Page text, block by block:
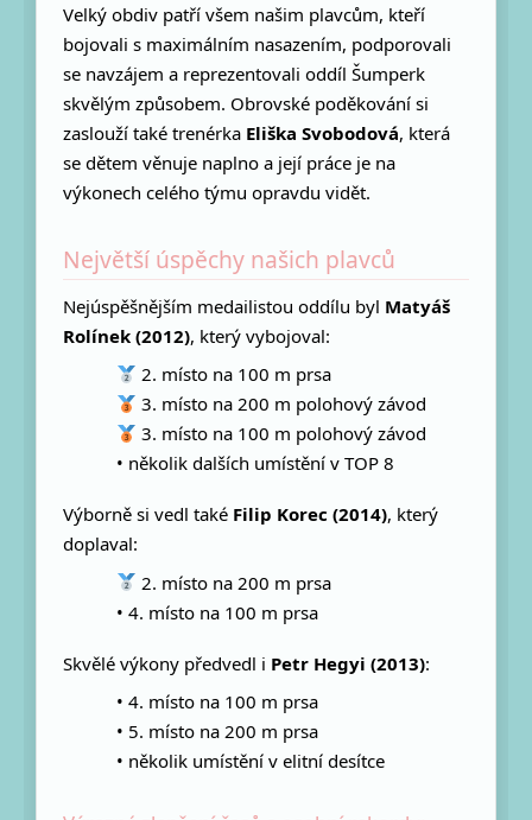
Velký obdiv patří všem našim plavcům, kteří
bojovali s maximálním nasazením, podporovali
se navzájem a reprezentovali oddíl Šumperk
skvělým způsobem. Obrovské poděkování si
zaslouží také trenérka Eliška Svobodová, která
se dětem věnuje naplno a její práce je na
výkonech celého týmu opravdu vidět.
Největší úspěchy našich plavců
Nejúspěšnějším medailistou oddílu byl Matyáš
Rolínek (2012), který vybojoval:
2. místo na 100 m prsa
3. místo na 200 m polohový závod
3. místo na 100 m polohový závod
• několik dalších umístění v TOP 8
Výborně si vedl také Filip Korec (2014), který
doplaval:
2. místo na 200 m prsa
• 4. místo na 100 m prsa
Skvělé výkony předvedl i Petr Hegyi (2013):
• 4. místo na 100 m prsa
• 5. místo na 200 m prsa
• několik umístění v elitní desítce